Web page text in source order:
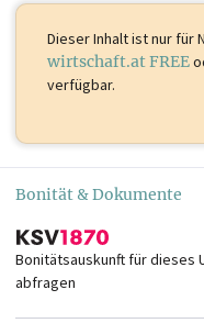
Dieser Inhalt istnur für
wirtschaft.at FREE
verfügbar.
Bonität & Dokumente
Bonitätsauskunft für dieses
abfragen